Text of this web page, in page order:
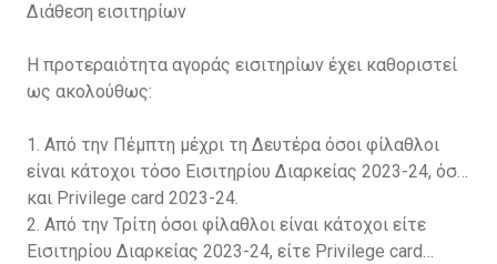
Διάθεση εισιτηρίων
Η προτεραιότητα αγοράς εισιτηρίων έχει καθοριστεί
ως ακολούθως:
1. Από την Πέμπτη μέχρι τη Δευτέρα όσοι φίλαθλοι
είναι κάτοχοι τόσο Εισιτηρίου Διαρκείας 2023-24, όσο
και Privilege card 2023-24.
2. Από την Τρίτη όσοι φίλαθλοι είναι κάτοχοι είτε
Εισιτηρίου Διαρκείας 2023-24, είτε Privilege card